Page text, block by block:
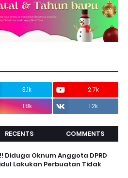
3.1k
2.7k
1.8k 1.2k
RECENTS COMMENTS
Diduga Oknum Anggota DPRD
Lakukan Perbuatan Tidak